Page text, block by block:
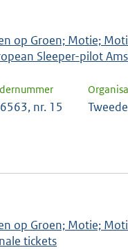
op Groen; Motie;
Sleeper-pilot
nr. 15
op Groen; Motie;
tickets